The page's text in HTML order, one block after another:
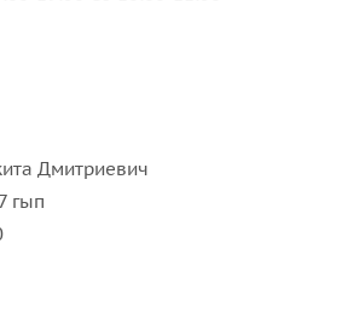
Дмитриевич
гып